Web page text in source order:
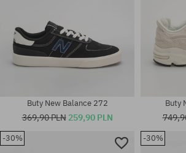
Dostępne rozmiary:
Buty New Balance 272
369,90 PLN 259,90 PLN
Buty
-30% -30%